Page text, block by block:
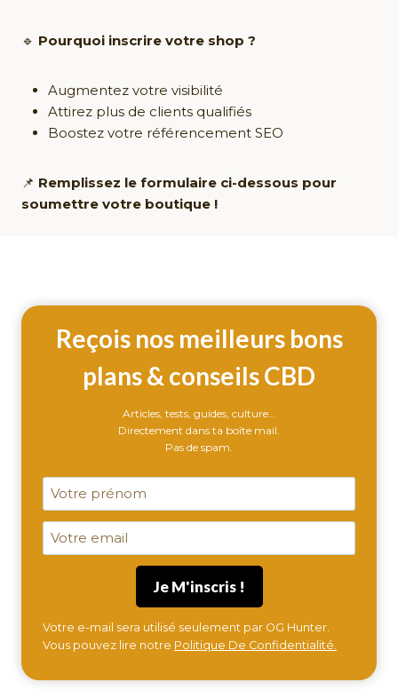
🔹 Pourquoi inscrire votre shop ?
Augmentez votre visibilité
Attirez plus de clients qualifiés
Boostez votre référencement SEO
📌 Remplissez le formulaire ci-dessous pour
soumettre votre boutique !
Reçois nos meilleurs bons
plans & conseils CBD
Articles, tests, guides, culture…
Directement dans ta boîte mail.
Pas de spam.
Votre e-mail sera utilisé seulement par OG Hunter.
Vous pouvez lire notre Politique De Confidentialité.